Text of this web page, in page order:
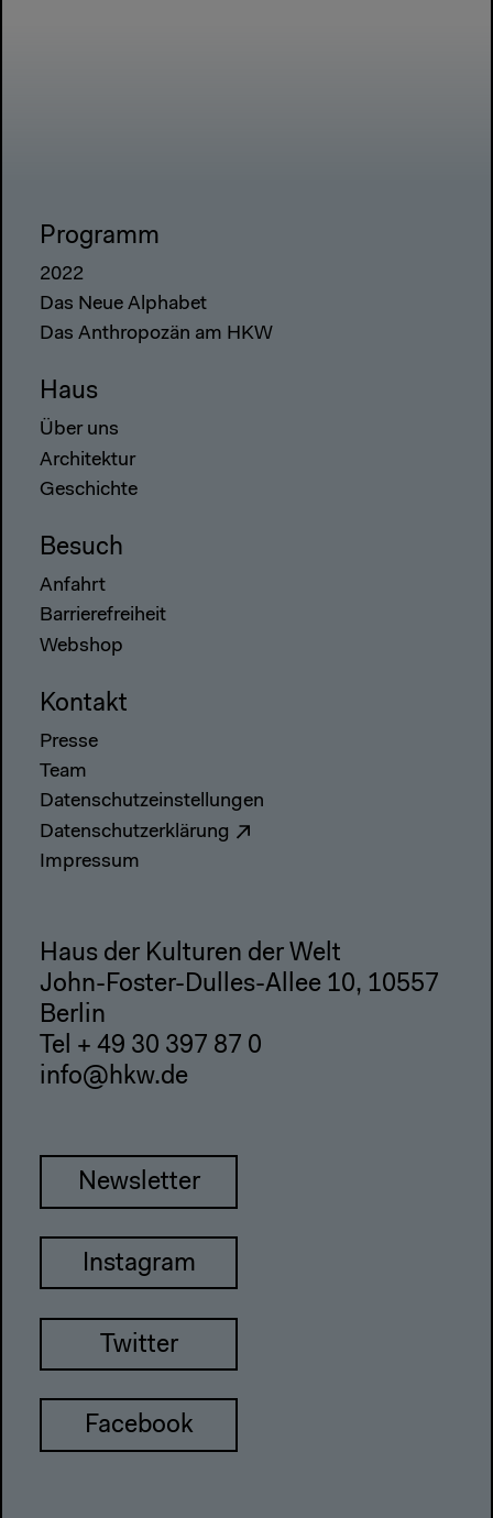
Programm
2022
Das Neue Alphabet
Das Anthropozän am HKW
Haus
Über uns
Architektur
Geschichte
Besuch
Anfahrt
Barrierefreiheit
Webshop
Kontakt
Presse
Team
Datenschutzeinstellungen
Datenschutzerklärung
Impressum
Haus der Kulturen der Welt
John-Foster-Dulles-Allee 10, 10557
Berlin
Tel + 49 30 397 87 0
info@hkw.de
Newsletter
Instagram
Twitter
Facebook